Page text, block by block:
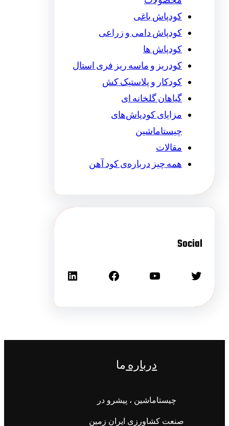
کودپاش باغی
کودپاش دامی و زراعی
کودپاش ها
کودریز و ماسه ریز فری استال
کودکار و پلاستیک کش
گیاهان گلخانه ای
مزایای کودپاش‌های
چیستاماشین
مقالات
همه چیز درباره‌ی کود آهن
Social
دربارهما
چیستاماشین ، پیشرو در
صنعت کشاورزی ایران زمین